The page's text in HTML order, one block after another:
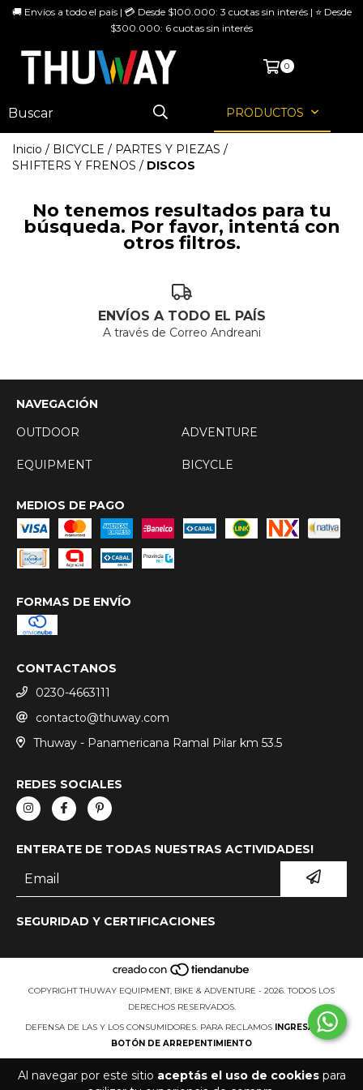
Al navegar por este sitio aceptás el uso de cookiespara
🚚 Envíos a todo el país | 💳 Desde $100.000: 3 cuotas sin interés | ⭐ Desde
$300.000: 6 cuotas sin interés
0
PRODUCTOS
Inicio / BICYCLE / PARTES Y PIEZAS /
SHIFTERS Y FRENOS / DISCOS
No tenemos resultados para tu
búsqueda. Por favor, intentá con
otros filtros.
ENVÍOS A TODO EL PAÍS
A través de Correo Andreani
NAVEGACIÓN
OUTDOOR
ADVENTURE
EQUIPMENT BICYCLE
MEDIOS DE PAGO
FORMAS DE ENVÍO
CONTACTANOS
0230-4663111
contacto@thuway.com
Thuway - Panamericana Ramal Pilar km 53.5
REDES SOCIALES
ENTERATE DE TODAS NUESTRAS ACTIVIDADES!
SEGURIDAD Y CERTIFICACIONES
COPYRIGHT THUWAY EQUIPMENT, BIKE & ADVENTURE - 2026. TODOS LOS
DERECHOS RESERVADOS.
DEFENSA DE LAS Y LOS CONSUMIDORES. PARA RECLAMOS INGRESÁ ACÁ.
BOTÓN DE ARREPENTIMIENTO